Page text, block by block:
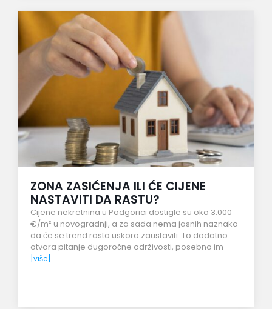
ZONA ZASIĆENJA ILI ĆE CIJENE
NASTAVITI DA RASTU?
Cijene nekretnina u Podgorici dostigle su oko 3.000
€/m² u novogradnji, a za sada nema jasnih naznaka
da će se trend rasta uskoro zaustaviti. To dodatno
otvara pitanje dugoročne održivosti, posebno im
[više]